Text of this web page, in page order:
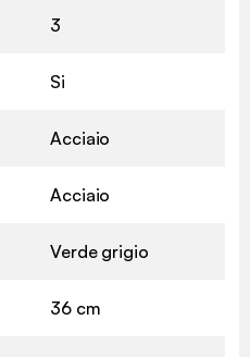
3
Si
Acciaio
Acciaio
Verde grigio
36 cm